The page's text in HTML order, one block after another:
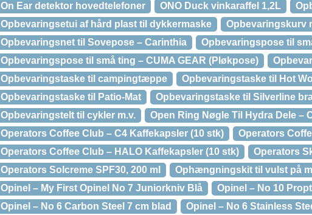
On Ear detektor hovedtelefoner
ONO Duck vinkaraffel 1,2L
Opbevaringsetui af hård plast til dykkermaske
Opbevaringskurv
Opbevaringsnet til Sovepose – Carinthia
Opbevaringspose til
Opbevaringspose til små ting – CUMA GEAR (Pløkpose)
Opbevaringstaske til campingtæppe
Opbevaringstaske til Hot
Opbevaringstaske til Patio-Mat
Opbevaringstaske til Silverline
Opbevaringstelt til cykler m.v.
Open Ring Nøgle Til Hydra Dele –
Operators Coffee Club – C4 Kaffekapsler (10 stk)
Operators
Operators Coffee Club – HALO Kaffekapsler (10 stk)
Operators
Operators Solcreme SPF30, 200 ml
Ophængningskit til vulst på
Opinel – My First Opinel No 7 Juniorkniv Blå
Opinel – No 10
Opinel – No 6 Carbon Steel 7 cm blad
Opinel – No 6 Stainless